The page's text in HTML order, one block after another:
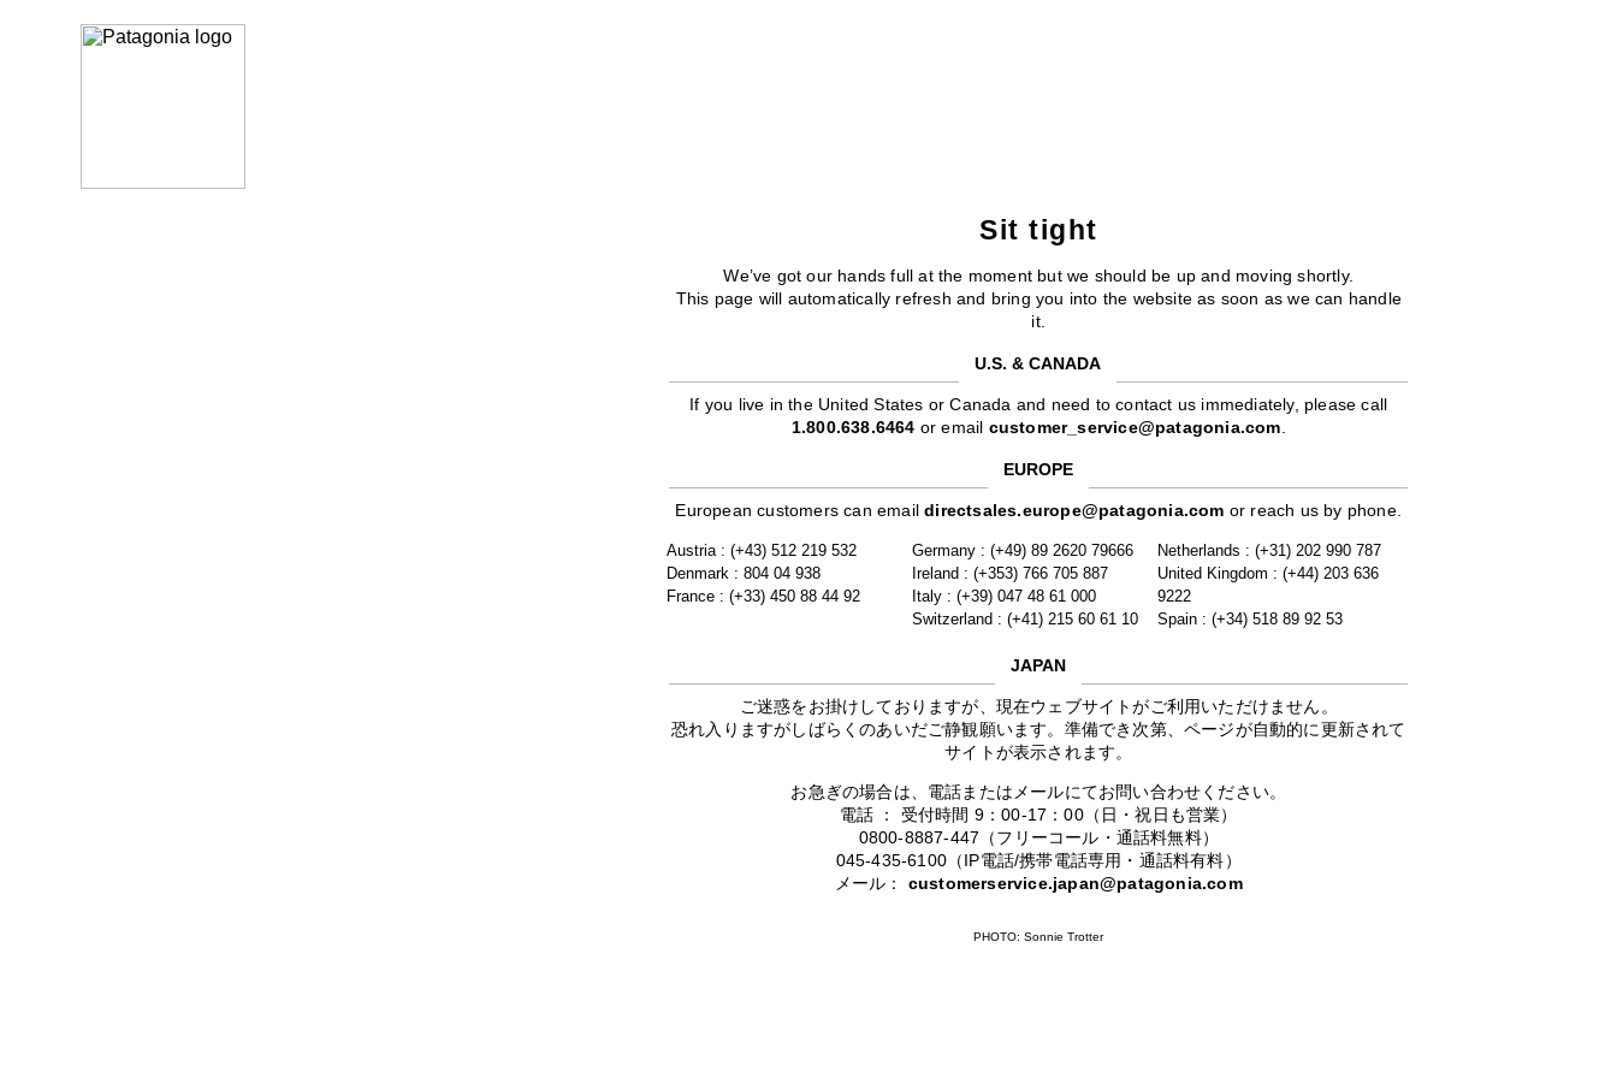
Sit tight
We’ve got our hands full at the moment but we should be up and moving shortly.
This page will automatically refresh and bring you into the website as soon as we can handle
it.
U.S. & CANADA
If you live in the United States or Canada and need to contact us immediately, please call
1.800.638.6464 or email customer_service@patagonia.com.
EUROPE
European customers can emaildirectsales.europe@patagonia.com or reach us by phone.
Austria : (+43) 512 219 532
Denmark : 804 04 938
France : (+33) 450 88 44 92
Germany : (+49) 89 2620 79666
Ireland : (+353) 766 705 887
Italy : (+39) 047 48 61 000
Switzerland : (+41) 215 60 61 10
Netherlands : (+31) 202 990 787
United Kingdom : (+44) 203 636
9222
Spain : (+34) 518 89 92 53
JAPAN
ご迷惑をお掛けしておりますが、現在ウェブサイトがご利用いただけません。
恐れ入りますがしばらくのあいだご静観願います。準備でき次第、ページが自動的に更新されて
サイトが表示されます。
お急ぎの場合は、電話またはメールにてお問い合わせください。
電話 ： 受付時間 9：00-17：00（日・祝日も営業）
0800-8887-447（フリーコール・通話料無料）
045-435-6100（IP電話/携帯電話専用・通話料有料）
メール： customerservice.japan@patagonia.com
PHOTO: Sonnie Trotter